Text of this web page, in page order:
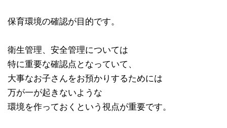
保育環境の確認が目的です。
衛生管理、安全管理については
特に重要な確認点となっていて、
大事なお子さんをお預かりするためには
万が一が起きないような
環境を作っておくという視点が重要です。